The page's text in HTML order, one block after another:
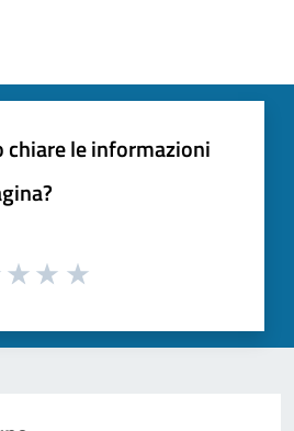
chiare le informazioni